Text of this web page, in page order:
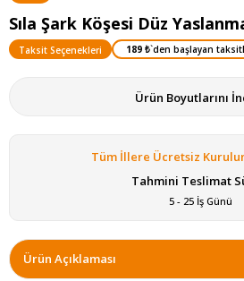
ÜRÜN
Sıla Şark Köşesi Düz
Taksit Seçenekleri 189 ₺`den başlayan
Ürün Boyutlarını
Tüm İllere Ücretsiz
Tahmini Teslimat
5 - 25 İş Günü
Ürün Açıklaması